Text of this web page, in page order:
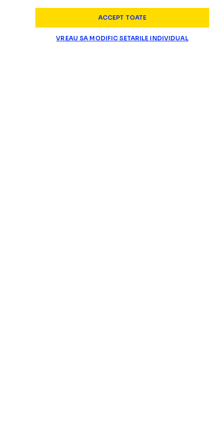
ACCEPT TOATE
VREAU SA MODIFIC SETARILE INDIVIDUAL